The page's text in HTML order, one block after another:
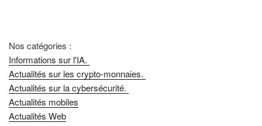
Nos catégories :
Informations sur l'IA.
Actualités sur les crypto-monnaies.
Actualités sur la cybersécurité.
Actualités mobiles
Actualités Web